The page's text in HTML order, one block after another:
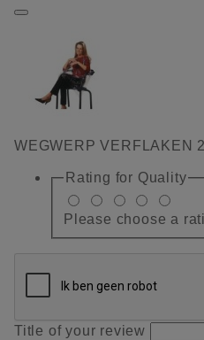
WEGWERP VERFLAKEN
Rating for Quality
Please choose a
Title of your review